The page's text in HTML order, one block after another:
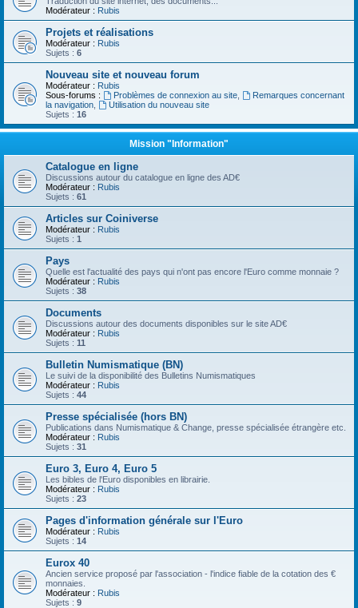
Modérateur : Rubis
Projets et réalisations
Modérateur : Rubis
Sujets : 6
Nouveau site et nouveau forum
Modérateur : Rubis
Sous-forums :
Problèmes de connexion au site,
Remarques concernant
la navigation
Utilisation du nouveau site
Sujets : 16
Mission "Information"
Catalogue en ligne
Discussions autour du catalogue en ligne des AD€
Modérateur : Rubis
Sujets : 61
Articles sur Coiniverse
Modérateur : Rubis
Sujets : 1
Pays
Quelle est l'actualité des pays qui n'ont pas encore l'Euro comme monnaie ?
Modérateur : Rubis
Sujets : 38
Documents
Discussions autour des documents disponibles sur le site AD€
Modérateur : Rubis
Sujets : 11
Bulletin Numismatique (BN)
Le suivi de la disponibilité des Bulletins Numismatiques
Modérateur : Rubis
Sujets : 44
Presse spécialisée (hors BN)
Publications dans Numismatique & Change, presse spécialisée étrangère etc.
Modérateur : Rubis
Sujets : 31
Euro 3, Euro 4, Euro 5
Les bibles de l'Euro disponibles en librairie.
Modérateur : Rubis
Sujets : 23
Pages d'information générale sur l'Euro
Modérateur : Rubis
Sujets : 14
Eurox 40
Ancien service proposé par l'association - l'indice fiable de la cotation des €
monnaies.
Modérateur : Rubis
Sujets : 9